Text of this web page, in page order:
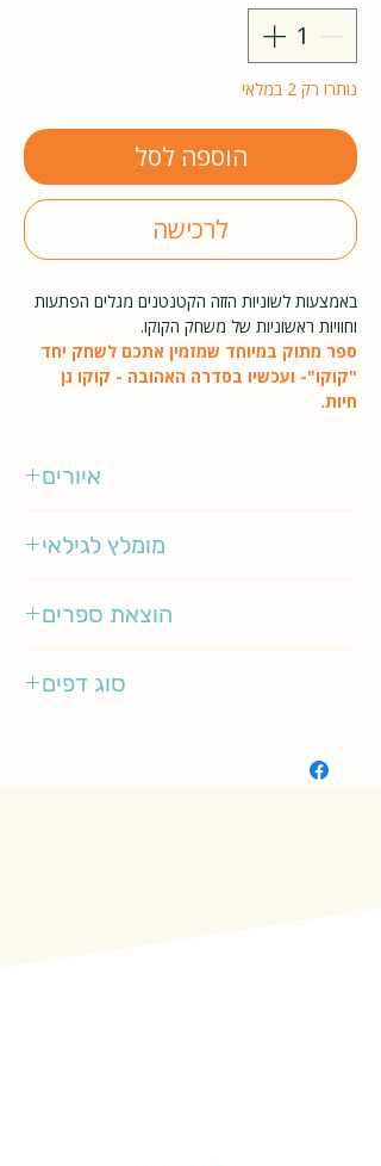
נותרו רק 2 במלאי
הוספה לסל
לרכישה
באמצעות לשוניות הזזה הקטנטנים מגלים הפתעות
וחוויות ראשוניות של משחק הקוקו.
ספר מתוק במיוחד שמזמין אתכם לשחק יחד
"קוקו"- ועכשיו בסדרה האהובה - קוקו גן
חיות.
איורים
מומלץ לגילאי
הוצאת ספרים
סוג דפים